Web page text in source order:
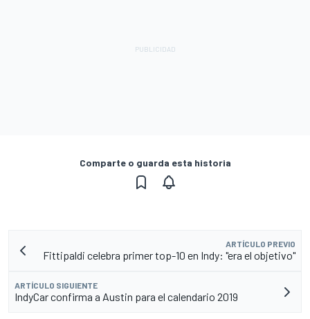
Comparte o guarda esta historia
ARTÍCULO PREVIO
Fittipaldi celebra primer top-10 en Indy: "era el objetivo"
ARTÍCULO SIGUIENTE
IndyCar confirma a Austin para el calendario 2019